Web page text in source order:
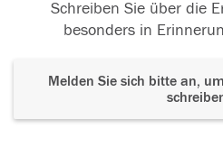
Schreiben Sie über die
besonders in
Melden Sie sich bitte an,